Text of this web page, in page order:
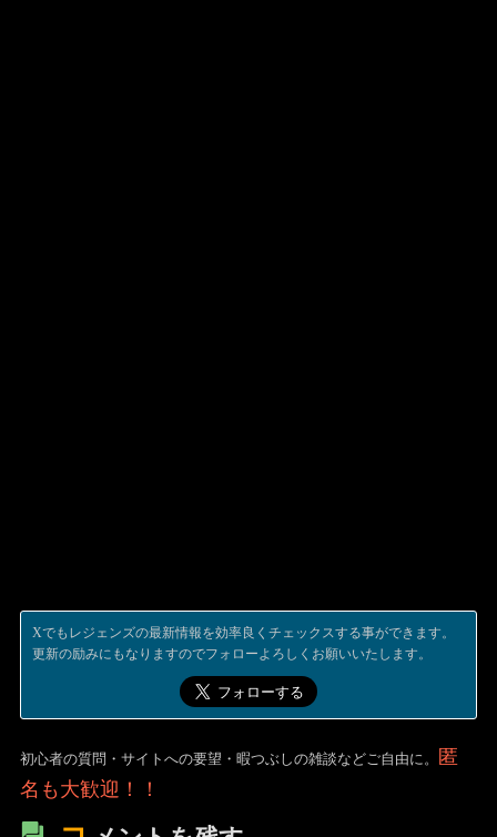
Xでもレジェンズの最新情報を効率良くチェックスする事ができます。
更新の励みにもなりますのでフォローよろしくお願いいたします。
初心者の質問・サイトへの要望・暇つぶしの雑談などご自由に。
匿
名も大歓迎！！